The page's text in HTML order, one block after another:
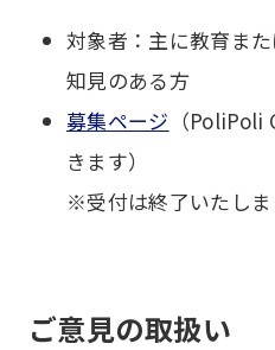
対象者：主に教育ま
知見のある方
募集ページ （
きます）
※受付は終了いたしま
ご意見の取扱い